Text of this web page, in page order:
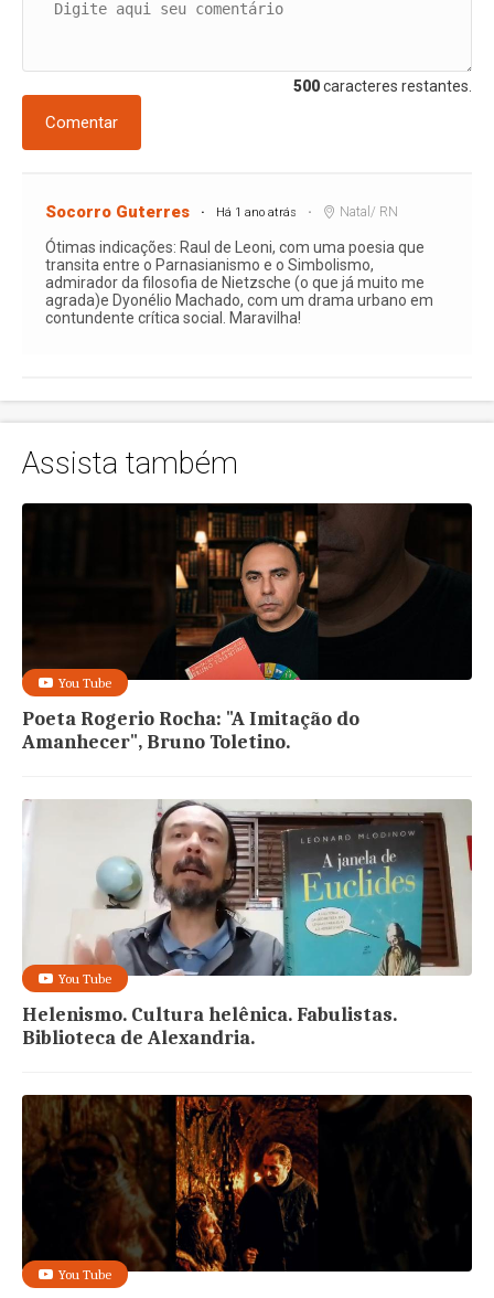
500caracteres restantes.
Comentar
Socorro Guterres Há 1 ano atrás Natal/ RN
Ótimas indicações: Raul de Leoni, com uma poesia que
transita entre o Parnasianismo e o Simbolismo,
admirador da filosofia de Nietzsche (o que já muito me
agrada)e Dyonélio Machado, com um drama urbano em
contundente crítica social. Maravilha!
Assista também
You Tube
Poeta Rogerio Rocha: "A Imitação do
Amanhecer", Bruno Toletino.
You Tube
Helenismo. Cultura helênica. Fabulistas.
Biblioteca de Alexandria.
You Tube